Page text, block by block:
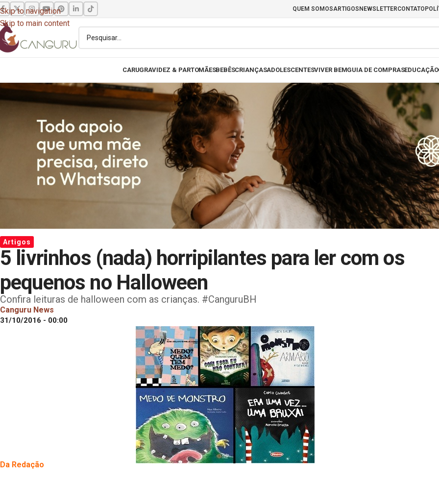
Skip to navigation
Skip to main content
QUEM SOMOSARTIGOS NEWSLETTERCONTATO
CARUGRAVIDEZ & PARTOMÃESBEBÊSCRIANÇASADOLESCENTESVIVER BEMGUIA DE COMPRASEDUCAÇÃO
Artigos
5 livrinhos (nada) horripilantes para ler com os
pequenos no Halloween
Confira leituras de halloween com as crianças. #CanguruBH
Canguru News
31/10/2016 - 00:00
Da Redação